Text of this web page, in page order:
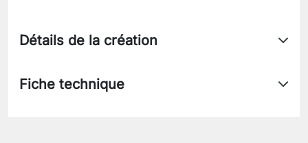
Détails de la création
Fiche technique